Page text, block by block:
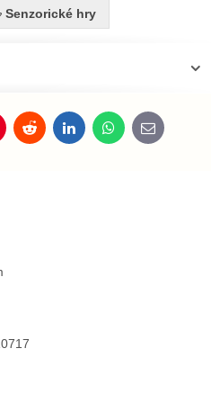
Senzorické hry
RedditLinkedInWhatsApp
E-
mail